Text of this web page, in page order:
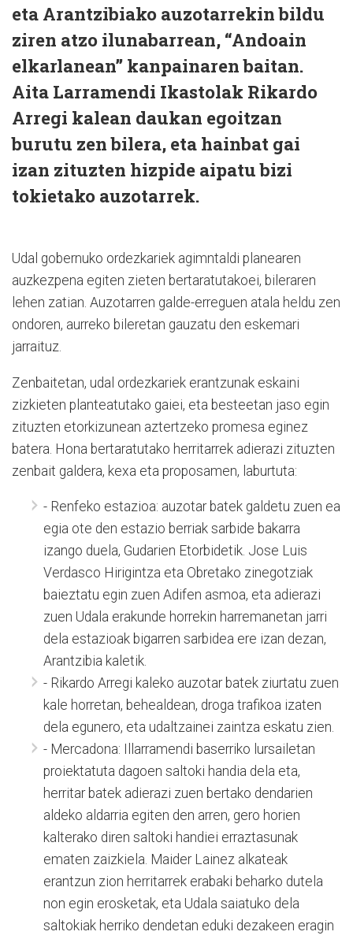
eta Arantzibiako auzotarrekin bildu
ziren atzo ilunabarrean, “Andoain
elkarlanean” kanpainaren baitan.
Aita Larramendi Ikastolak Rikardo
Arregi kalean daukan egoitzan
burutu zen bilera, eta hainbat gai
izan zituzten hizpide aipatu bizi
tokietako auzotarrek.
Udal gobernuko ordezkariek agimntaldi planearen
auzkezpena egiten zieten bertaratutakoei, bileraren
lehen zatian. Auzotarren galde-erreguen atala heldu zen
ondoren, aurreko bileretan gauzatu den eskemari
jarraituz.
Zenbaitetan, udal ordezkariek erantzunak eskaini
zizkieten planteatutako gaiei, eta besteetan jaso egin
zituzten etorkizunean aztertzeko promesa eginez
batera. Hona bertaratutako herritarrek adierazi zituzten
zenbait galdera, kexa eta proposamen, laburtuta:
- Renfeko estazioa: auzotar batek galdetu zuen ea
egia ote den estazio berriak sarbide bakarra
izango duela, Gudarien Etorbidetik. Jose Luis
Verdasco Hirigintza eta Obretako zinegotziak
baieztatu egin zuen Adifen asmoa, eta adierazi
zuen Udala erakunde horrekin harremanetan jarri
dela estazioak bigarren sarbidea ere izan dezan,
Arantzibia kaletik.
- Rikardo Arregi kaleko auzotar batek ziurtatu zuen
kale horretan, behealdean, droga trafikoa izaten
dela egunero, eta udaltzainei zaintza eskatu zien.
- Mercadona: Illarramendi baserriko lursailetan
proiektatuta dagoen saltoki handia dela eta,
herritar batek adierazi zuen bertako dendarien
aldeko aldarria egiten den arren, gero horien
kalterako diren saltoki handiei erraztasunak
ematen zaizkiela. Maider Lainez alkateak
erantzun zion herritarrek erabaki beharko dutela
non egin erosketak, eta Udala saiatuko dela
saltokiak herriko dendetan eduki dezakeen eragin